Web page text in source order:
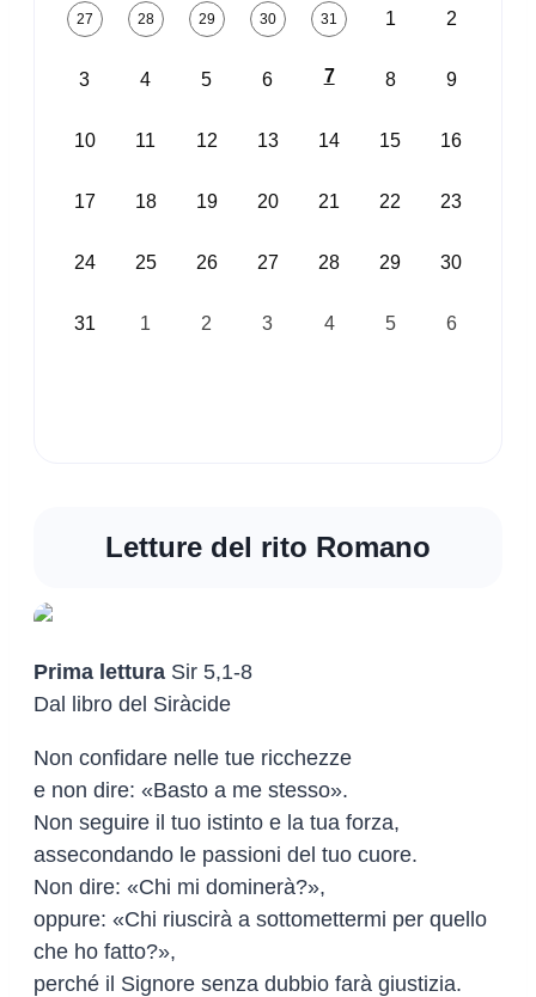
27 28 29 30 31 1 2
3 4 5 6 7 8 9
10 11 12 13 14 15 16
17 18 19 20 21 22 23
24 25 26 27 28 29 30
31 1 2 3 4 5 6
Letture del rito Romano
Prima lettura Sir 5,1-8
Dal libro del Siràcide
Non confidare nelle tue ricchezze
e non dire: «Basto a me stesso».
Non seguire il tuo istinto e la tua forza,
assecondando le passioni del tuo cuore.
Non dire: «Chi mi dominerà?»,
oppure: «Chi riuscirà a sottomettermi per quello
che ho fatto?»,
perché il Signore senza dubbio farà giustizia.